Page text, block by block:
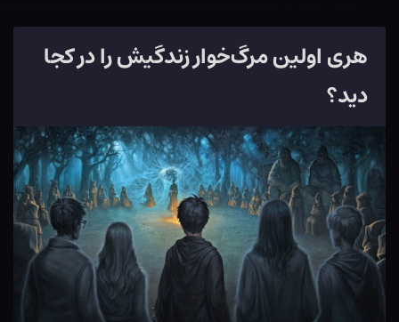
هری اولین مرگ‌خوار زندگیش را در کجا
دید؟